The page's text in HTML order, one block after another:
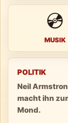
💿
MUSIK
POLITIK
Neil
macht ihn
Mond.